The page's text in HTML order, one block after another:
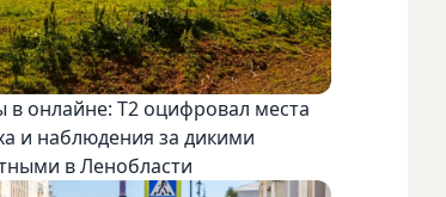
в онлайне: Т2 оцифровал места
и наблюдения за дикими
в Ленобласти